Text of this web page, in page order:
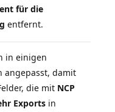
für die
entfernt.
in einigen
angepasst, damit
die mit NCP
Exports in